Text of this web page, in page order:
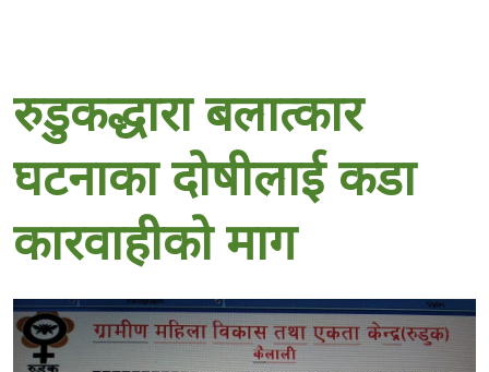
रुडुकद्धारा बलात्कार
घटनाका दोषीलाई कडा
कारवाहीको माग